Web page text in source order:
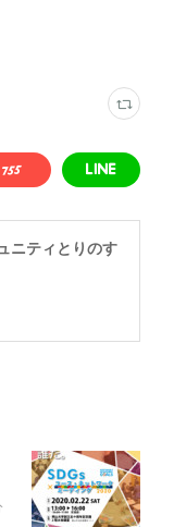
ニティとりのす